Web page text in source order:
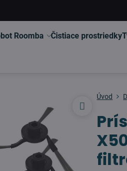
Roomba Čistiace prostriedky
Úvod